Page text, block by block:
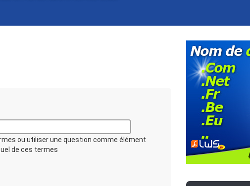
ou utiliser une question comme élément
de ces termes